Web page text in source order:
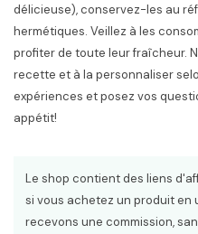
délicieuse), conservez-les au
hermétiques. Veillez à les
profiter de toute leur fraîcheur.
recette et à la personnaliser
expériences et posez vos
appétit!
Le shop contient des liens
si vous achetez un produit en
recevons une commission,